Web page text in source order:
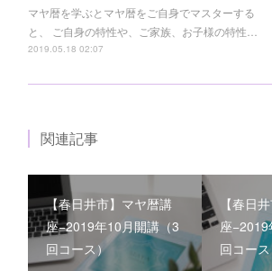
マヤ暦を学ぶとマヤ暦をご自身でマスターする
と、 ご自身の特性や、ご家族、お子様の特性…
2019.05.18 02:07
関連記事
【春日井市】マヤ暦講
座−2019年10月開講（3
回コース）
【春日
座
回コー